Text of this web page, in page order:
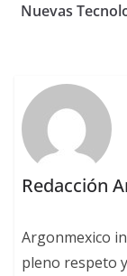
Nuevas
Redacción
Argonmexico
pleno respeto